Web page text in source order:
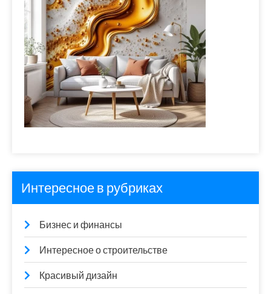
Интересное в рубриках
Бизнес и финансы
Интересное о строительстве
Красивый дизайн